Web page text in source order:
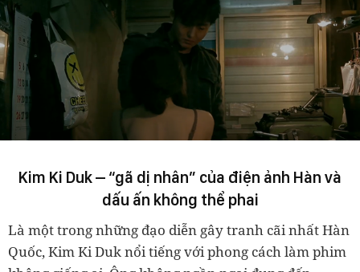
Kim Ki Duk – “gã dị nhân” của điện ảnh Hàn và
dấu ấn không thể phai
Là một trong những đạo diễn gây tranh cãi nhất Hàn
Quốc, Kim Ki Duk nổi tiếng với phong cách làm phim